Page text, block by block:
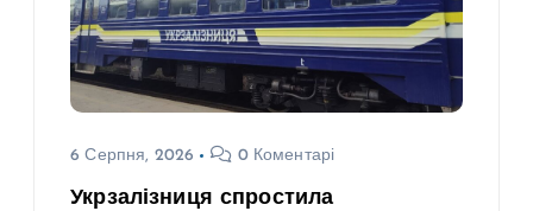
6 Серпня, 2026 0 Коментарі
Укрзалізниця спростила